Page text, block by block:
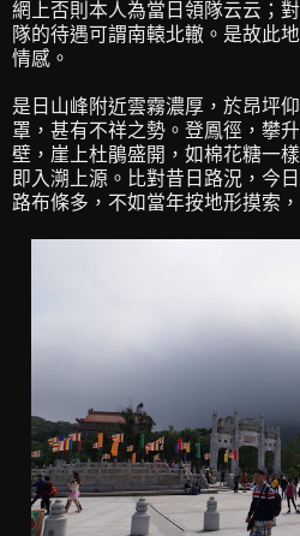
網上否則本人為當日領隊云云；
隊的待遇可謂南轅北轍。是故此
情感。
是日山峰附近雲霧濃厚，於昂坪
罩，甚有不祥之勢。登鳳徑，攀
壁，崖上杜鵑盛開，如棉花糖一
即入溯上源。比對昔日路況，今
路布條多，不如當年按地形摸索